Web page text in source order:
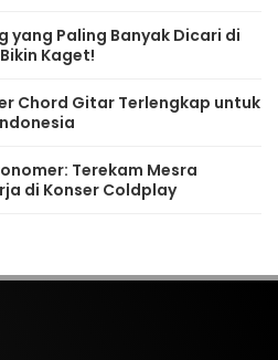
yang Paling Banyak Dicari di
Kaget!
Chord Gitar Terlengkap untuk
Terekam Mesra
di Konser Coldplay